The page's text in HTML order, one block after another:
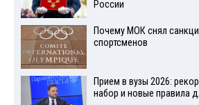
России
Почему МОК снял
спортсменов
Прием в вузы 2026:
набор и новые правила